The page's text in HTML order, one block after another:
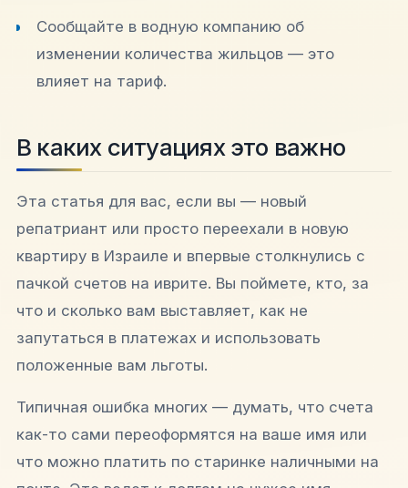
Сообщайте в водную компанию об
изменении количества жильцов — это
влияет на тариф.
В каких ситуациях это важно
Эта статья для вас, если вы — новый
репатриант или просто переехали в новую
квартиру в Израиле и впервые столкнулись с
пачкой счетов на иврите. Вы поймете, кто, за
что и сколько вам выставляет, как не
запутаться в платежах и использовать
положенные вам льготы.
Типичная ошибка многих — думать, что счета
как-то сами переоформятся на ваше имя или
что можно платить по старинке наличными на